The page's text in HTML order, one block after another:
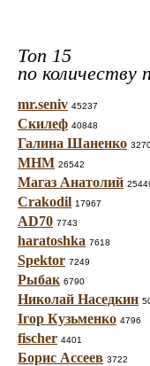
Топ 15
по количеству
mr.seniv 45237
Скилеф 40848
Галина Шаненко
МНМ 26542
Магаз Анатолий
Crakodil 17967
AD70 7743
haratoshka 7618
Spektor 7249
Рыбак 6790
Николай Наседкин
Ігор Кузьменко 4796
fischer 4401
Борис Ассеев 3722